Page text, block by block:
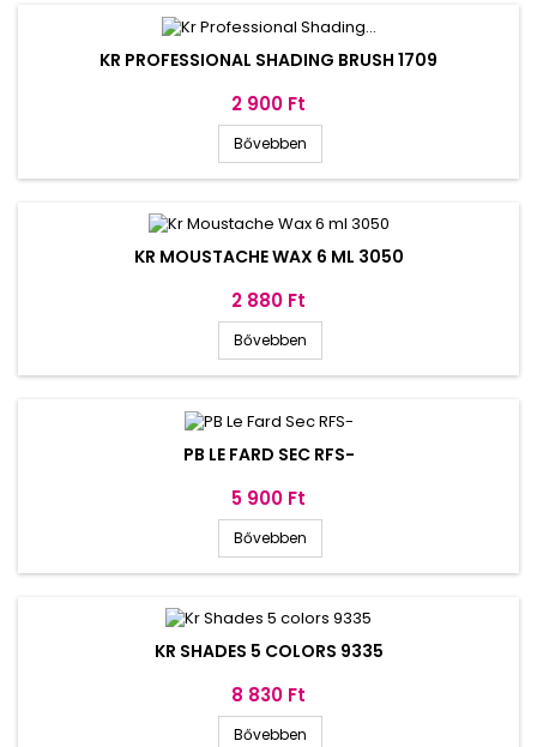
KR PROFESSIONAL SHADING BRUSH 1709
Ár
2 900 Ft
Bővebben
KR MOUSTACHE WAX 6 ML 3050
Ár
2 880 Ft
Bővebben
PB LE FARD SEC RFS-
Ár
5 900 Ft
Bővebben
KR SHADES 5 COLORS 9335
Ár
8 830 Ft
Bővebben